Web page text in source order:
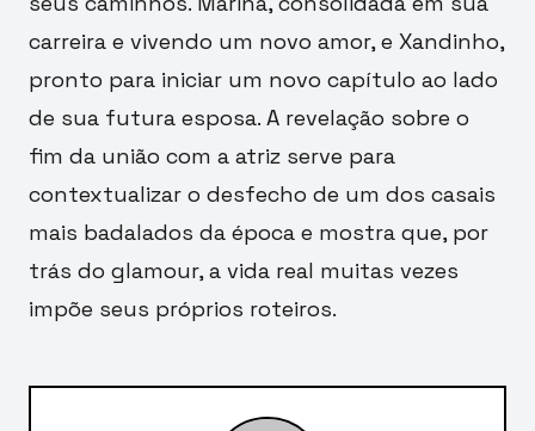
carreira e vivendo um novo amor, e Xandinho,
pronto para iniciar um novo capítulo ao lado
de sua futura esposa. A revelação sobre o
fim da união com a atriz serve para
contextualizar o desfecho de um dos casais
mais badalados da época e mostra que, por
trás do glamour, a vida real muitas vezes
impõe seus próprios roteiros.